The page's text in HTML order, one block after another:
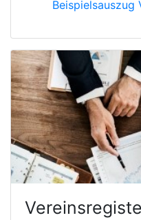
Beispielsauszug